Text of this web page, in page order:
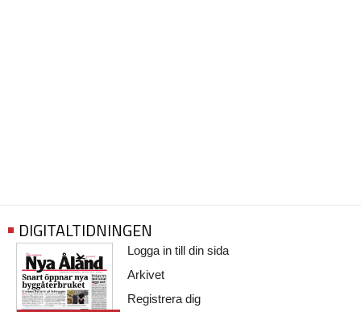
DIGITALTIDNINGEN
Logga in till din sida
Arkivet
Registrera dig